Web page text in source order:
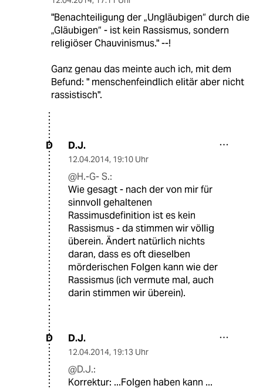
"Benachteiligung der „Ungläubigen“ durch die
„Gläubigen“ - ist kein Rassismus, sondern
religiöser Chauvinismus." --!
Ganz genau das meinte auch ich, mit dem
Befund: " menschenfeindlich elitär aber nicht
rassistisch".
D D.J.
12.04.2014, 19:10 Uhr
@H.-G- S.:
Wie gesagt - nach der von mir für
sinnvoll gehaltenen
Rassimusdefinition ist es kein
Rassismus - da stimmen wir völlig
überein. Ändert natürlich nichts
daran, dass es oft dieselben
mörderischen Folgen kann wie der
Rassismus (ich vermute mal, auch
darin stimmen wir überein).
D D.J.
12.04.2014, 19:13 Uhr
@D.J.:
Korrektur: ...Folgen haben kann ...